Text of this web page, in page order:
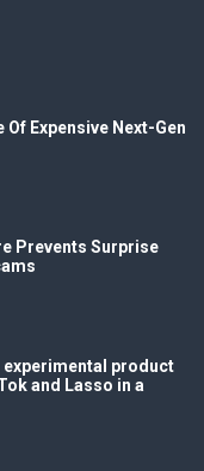
Of Expensive Next-Gen
Prevents Surprise
experimental product
and Lasso in a